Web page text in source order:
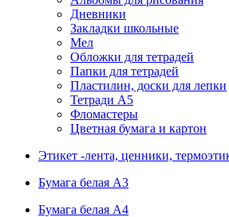
Дневники
Закладки школьные
Мел
Обложки для тетрадей
Папки для тетрадей
Пластилин, доски для лепки
Тетради А5
Фломастеры
Цветная бумага и картон
Этикет -лента, ценники,
Бумага белая А3
Бумага белая А4